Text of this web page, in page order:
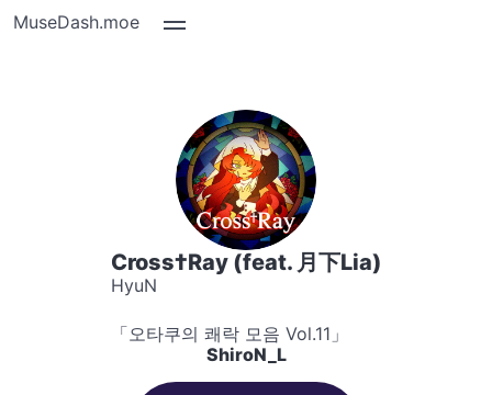
MuseDash.moe
Cross†Ray (feat. 月下Lia)
HyuN
「오타쿠의 쾌락 모음 Vol.11」
ShiroN_L